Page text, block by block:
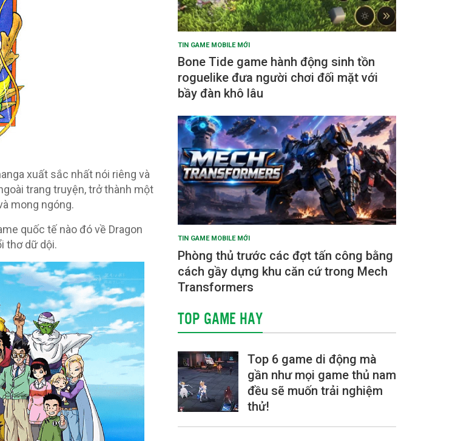
xuất sắc nhất nói riêng và
trang truyện, trở thành một
mong ngóng.
quốc tế nào đó về Dragon
thơ dữ dội.
TIN GAME MOBILE MỚI
Bone Tide game hành động sinh tồn
roguelike đưa người chơi đối mặt với
bầy đàn khô lâu
TIN GAME MOBILE MỚI
Phòng thủ trước các đợt tấn công bằng
cách gầy dựng khu căn cứ trong Mech
Transformers
TOP GAME HAY
Top 6 game di động mà
gần như mọi game thủ nam
đều sẽ muốn trải nghiệm
thử!